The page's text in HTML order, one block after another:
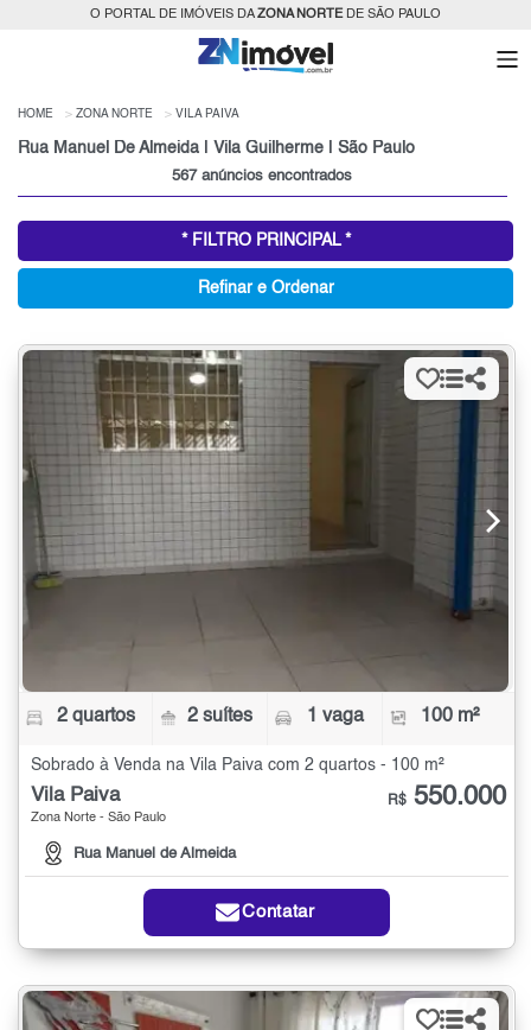
O PORTAL DE IMÓVEIS DAZONA NORTEDE SÃO PAULO
HOME ZONA NORTE VILA PAIVA
Rua Manuel De Almeida | Vila Guilherme | São Paulo
567 anúncios encontrados
* FILTRO PRINCIPAL *
Refinar e Ordenar
2 quartos 2 suítes 1 vaga 100 m²
Sobrado à Venda na Vila Paiva com 2 quartos - 100 m²
Vila Paiva
Zona Norte - São Paulo
Rua Manuel de Almeida
R$ 550.000
Contatar